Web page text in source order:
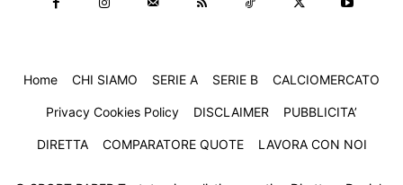
Home CHI SIAMO SERIE A SERIE B CALCIOMERCATO
Privacy Cookies Policy DISCLAIMER PUBBLICITA’
DIRETTA COMPARATORE QUOTE LAVORA CON NOI